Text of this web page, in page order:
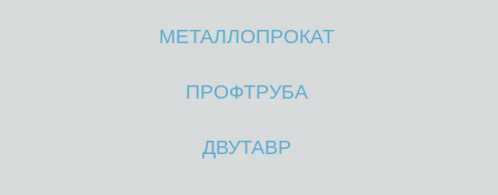
МЕТАЛЛОПРОКАТ
ПРОФТРУБА
ДВУТАВР